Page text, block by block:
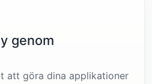
genom
att göra dina applikationer